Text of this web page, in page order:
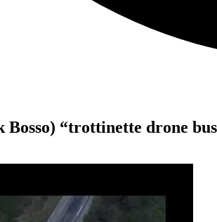
“trottinette drone